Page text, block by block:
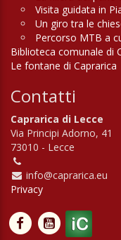
Visita guidata in
Un giro tra le
Percorso MTB a
Le fontane di Caprarica
Contatti
Caprarica di Lecce
Via Principi Adorno, 41
73010 - Lecce
info@caprarica.eu
Privacy